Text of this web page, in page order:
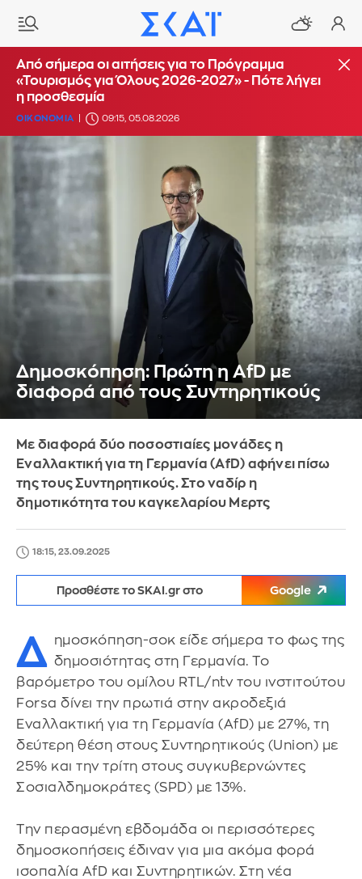
Από σήμερα οι αιτήσεις για το Πρόγραμμα
«Τουρισμός για Όλους 2026-2027» - Πότε λήγει
η προσθεσμία
ΟΙΚΟΝΟΜΙΑ 09:15, 05.08.2026
Δημοσκόπηση: Πρώτη η AfD με
διαφορά από τους Συντηρητικούς
Mε διαφορά δύο ποσοστιαίες μονάδες η
Εναλλακτική για τη Γερμανία (AfD) αφήνει πίσω
της τους Συντηρητικούς. Στο ναδίρ η
δημοτικότητα του καγκελαρίου Μερτς
18:15, 23.09.2025
Προσθέστε το SKAI.gr στο Google
Δ ημοσκόπηση-σοκ είδε σήμερα το φως της
δημοσιότητας στη Γερμανία. Το
βαρόμετρο του ομίλου RTL/ntv του ινστιτούτου
Forsa δίνει την πρωτιά στην ακροδεξιά
Εναλλακτική για τη Γερμανία (AfD) με 27%, τη
δεύτερη θέση στους Συντηρητικούς (Union) με
25% και την τρίτη στους συγκυβερνώντες
Σοσιαλδημοκράτες (SPD) με 13%.
Την περασμένη εβδομάδα οι περισσότερες
δημοσκοπήσεις έδιναν για μια ακόμα φορά
ισοπαλία AfD και Συντηρητικών. Στη νέα